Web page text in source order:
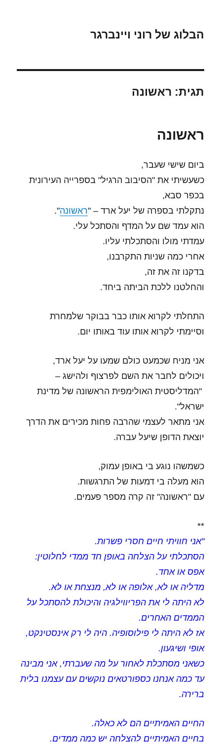
הבלוג של רוני ויינברגר
תגית: ראשונה
ראשונה
ביום שישי שעבר,
כשעשיתי את "הסיבוב הרגיל" בספרייה העירונית
בכפר סבא,
נתקלתי בספרה של יעל ארד – "ראשונה".
הוא עמד שם על המדף והסתכל עלי.
עמדתי מולו והסתכלתי עליו.
אחרי כמה שניות התקרבנו,
בדקנו זה את זה,
והחלטנו ללכת הביתה ביחד.
התחלתי לקרוא אותו כבר בבוקר שלמחרת
וסיימתי לקרוא אותו עוד באותו יום.
אני מניח שכמעט כולם שמעו על יעל ארד,
ויכולים לחבר את השם לפרצוף ולהישג –
"המדליסטית האולימפית הראשונה של מדינת
ישראל".
אני מתאר לעצמי שהרבה פחות מכירים את הדרך
יוצאת הדופן שיעל עברה.
כשמשהו נוגע בי באופן עמוק,
הוא מעלה בי דמעות של התרגשות.
עם "ראשונה" זה קרה מספר פעמים.
**
"אני חוויתי חיים חסרי פשרות.
הסתכלתי על הצלחה באופן חד ממדי לחלוטין:
אפס או אחד.
מדליה או לא, אלופה או לא, מנצחת או לא.
לא היתה לי את הפריווילגיה והיכולת להסתכל על
הממדים האחרים.
אז לא היתה לי פילוסופיה. היה לי רק אינסטינקט,
אופי ושיגעון.
כשאני מסתכלת לאחור על מה שעברתי, אני מבינה
עד כמה אנחנו כספורטאים נוקשים עם עצמנו בלית
ברירה.
החיים האמיתיים הם לא כאלה.
בחיים האמיתיים להצלחה יש כמה ממדים.